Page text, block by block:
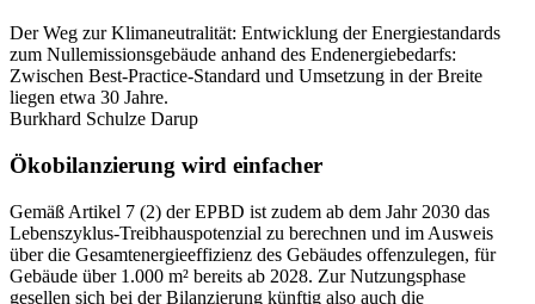
Der Weg zur Klimaneutralität: Entwicklung der Energiestandards
zum Nullemissionsgebäude anhand des Endenergiebedarfs:
Zwischen Best-Practice-Standard und Umsetzung in der Breite
liegen etwa 30 Jahre.
Burkhard Schulze Darup
Ökobilanzierung wird einfacher
Gemäß Artikel 7 (2) der EPBD ist zudem ab dem Jahr 2030 das
Lebenszyklus-Treibhauspotenzial zu berechnen und im Ausweis
über die Gesamtenergieeffizienz des Gebäudes offenzulegen, für
Gebäude über 1.000 m² bereits ab 2028. Zur Nutzungsphase
gesellen sich bei der Bilanzierung künftig also auch die